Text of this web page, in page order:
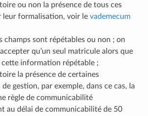
ou non la présence de tous ces
leur formalisation, voir le vademecum
champs sont répétables ou non ; on
qu’un seul matricule alors que
cette information répétable ;
la présence de certaines
gestion, par exemple, dans ce cas, la
règle de communicabilité
au délai de communicabilité de 50